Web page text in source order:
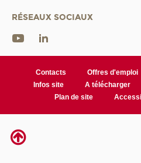
RÉSEAUX SOCIAUX
Contacts Offres d'emploi
Infos site
A télécharger
Plan de site